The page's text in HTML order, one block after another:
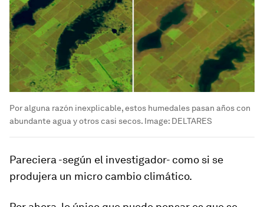
Por alguna razón inexplicable, estos humedales pasan años con
abundante agua y otros casi secos. Image: DELTARES
Pareciera -según el investigador- como si se
produjera un micro cambio climático.